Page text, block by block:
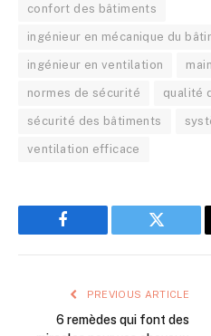
confort des bâtiments
ingénieur en mécanique du
ingénieur en ventilation
normes de sécurité qualité
sécurité des bâtiments
ventilation efficace
Facebook Twitter
PREVIOUS ARTICLE
6 remèdes qui font des